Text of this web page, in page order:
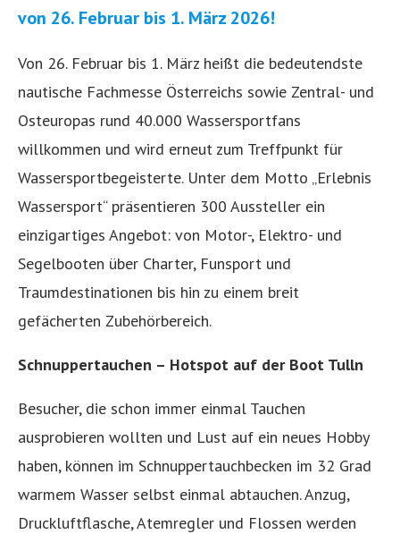
von 26. Februar bis 1. März 2026!
Von 26. Februar bis 1. März heißt die bedeutendste
nautische Fachmesse Österreichs sowie Zentral- und
Osteuropas rund 40.000 Wassersportfans
willkommen und wird erneut zum Treffpunkt für
Wassersportbegeisterte. Unter dem Motto „Erlebnis
Wassersport“ präsentieren 300 Aussteller ein
einzigartiges Angebot: von Motor-, Elektro- und
Segelbooten über Charter, Funsport und
Traumdestinationen bis hin zu einem breit
gefächerten Zubehörbereich.
Schnuppertauchen – Hotspot auf der Boot Tulln
Besucher, die schon immer einmal Tauchen
ausprobieren wollten und Lust auf ein neues Hobby
haben, können im Schnuppertauchbecken im 32 Grad
warmem Wasser selbst einmal abtauchen. Anzug,
Druckluftflasche, Atemregler und Flossen werden